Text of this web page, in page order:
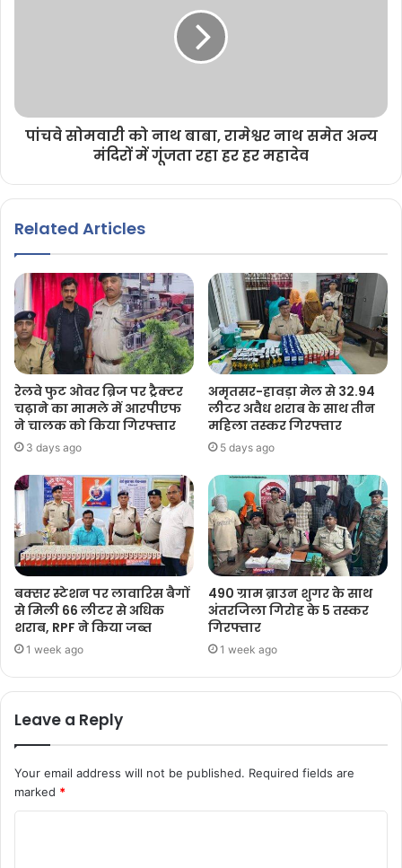
पांचवे सोमवारी को नाथ बाबा, रामेश्वर नाथ समेत अन्य
मंदिरों में गूंजता रहा हर हर महादेव
Related Articles
रेलवे फुट ओवर ब्रिज पर ट्रैक्टर
चढ़ाने का मामले में आरपीएफ
ने चालक को किया गिरफ्तार
3 days ago
अमृतसर-हावड़ा मेल से 32.94
लीटर अवैध शराब के साथ तीन
महिला तस्कर गिरफ्तार
5 days ago
बक्सर स्टेशन पर लावारिस बैगों
से मिली 66 लीटर से अधिक
शराब, RPF ने किया जब्त
1 week ago
490 ग्राम ब्राउन शुगर के साथ
अंतरजिला गिरोह के 5 तस्कर
गिरफ्तार
1 week ago
Leave a Reply
Your email address will not be published. Required fields are
marked *